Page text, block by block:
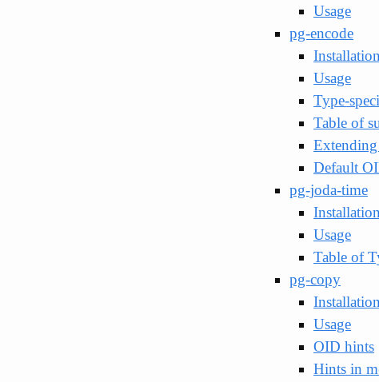
Usage
pg-encode
Installation
Usage
Type-
Table of
Default
pg-joda-time
Installation
Usage
Table of
pg-copy
Installation
Usage
OID hints
Hints in